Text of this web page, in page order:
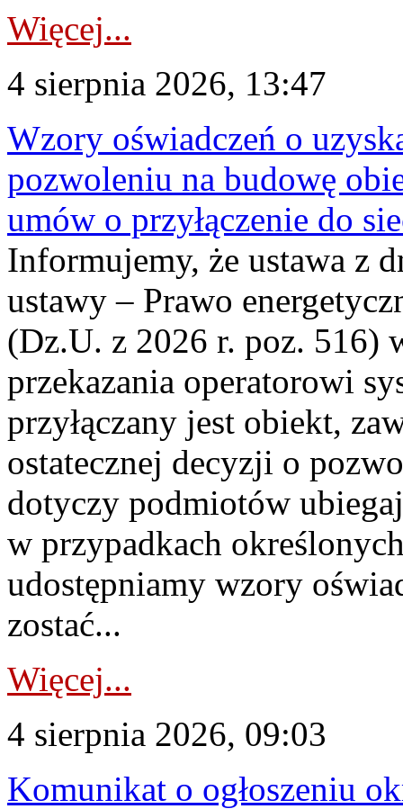
Więcej...
4 sierpnia 2026, 13:47
Wzory oświadczeń o
pozwoleniu na budowę
umów o przyłączenie do
Informujemy, że ustawa z
ustawy – Prawo
(Dz.U. z 2026 r. poz. 516)
przekazania operatorowi
przyłączany jest obiekt,
ostatecznej decyzji o
dotyczy podmiotów
w przypadkach
udostępniamy wzory
zostać...
Więcej...
4 sierpnia 2026, 09:03
Komunikat o ogłoszeniu